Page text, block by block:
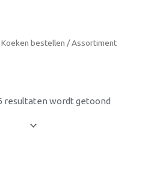
Koeken bestellen / Assortiment
resultaten wordt getoond